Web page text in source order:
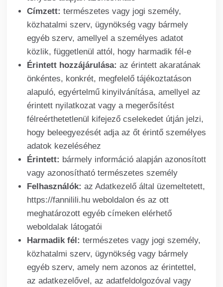
Címzett: természetes vagy jogi személy,
közhatalmi szerv, ügynökség vagy bármely
egyéb szerv, amellyel a személyes adatot
közlik, függetlenül attól, hogy harmadik fél-e
Érintett hozzájárulása: az érintett akaratának
önkéntes, konkrét, megfelelő tájékoztatáson
alapuló, egyértelmű kinyilvánítása, amellyel az
érintett nyilatkozat vagy a megerősítést
félreérthetetlenül kifejező cselekedet útján jelzi,
hogy beleegyezését adja az őt érintő személyes
adatok kezeléséhez
Érintett: bármely információ alapján azonosított
vagy azonosítható természetes személy
Felhasználók: az Adatkezelő által üzemeltetett,
https://fannilili.hu weboldalon és az ott
meghatározott egyéb címeken elérhető
weboldalak látogatói
Harmadik fél: természetes vagy jogi személy,
közhatalmi szerv, ügynökség vagy bármely
egyéb szerv, amely nem azonos az érintettel,
az adatkezelővel, az adatfeldolgozóval vagy